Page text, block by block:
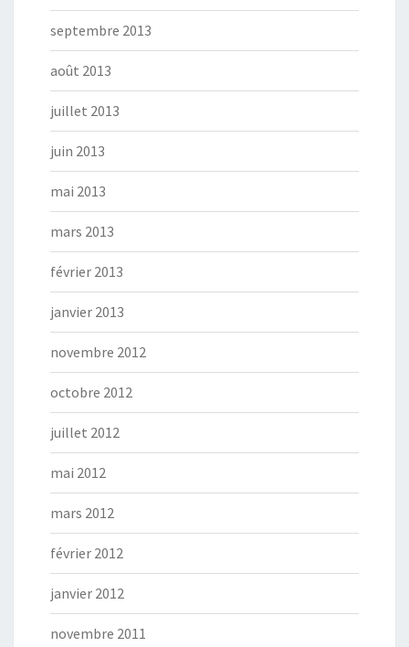
septembre 2013
août 2013
juillet 2013
juin 2013
mai 2013
mars 2013
février 2013
janvier 2013
novembre 2012
octobre 2012
juillet 2012
mai 2012
mars 2012
février 2012
janvier 2012
novembre 2011